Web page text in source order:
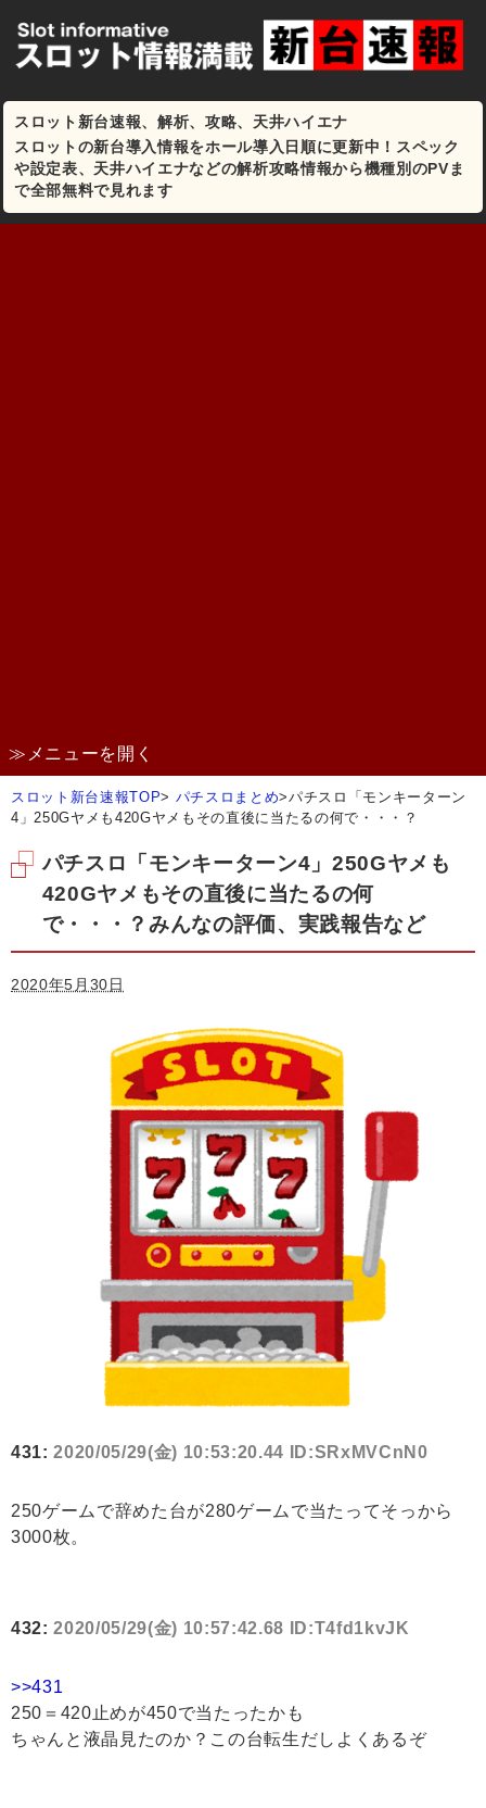
スロット新台速報、解析、攻略、天井ハイエナ
スロットの新台導入情報をホール導入日順に更新中！スペック
や設定表、天井ハイエナなどの解析攻略情報から機種別のPVま
で全部無料で見れます
≫メニューを開く
スロット新台速報TOP> パチスロまとめ>パチスロ「モンキーターン
4」250Gヤメも420Gヤメもその直後に当たるの何で・・・？
パチスロ「モンキーターン4」250Gヤメも
420Gヤメもその直後に当たるの何
で・・・？みんなの評価、実践報告など
2020年5月30日
431:2020/05/29(金) 10:53:20.44 ID:SRxMVCnN0
250ゲームで辞めた台が280ゲームで当たってそっから
3000枚。
432:2020/05/29(金) 10:57:42.68 ID:T4fd1kvJK
>>431
250＝420止めが450で当たったかも
ちゃんと液晶見たのか？この台転生だしよくあるぞ